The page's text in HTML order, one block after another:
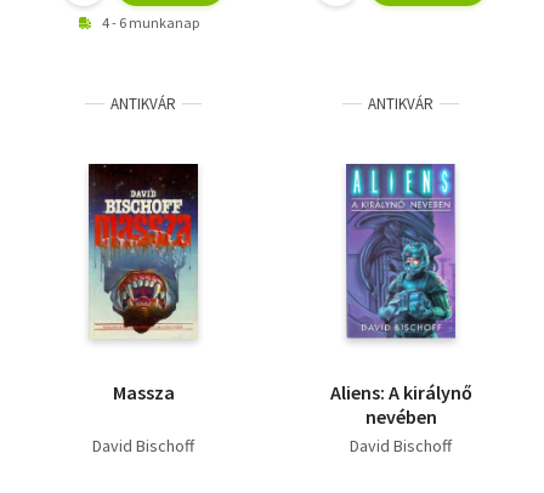
4 - 6 munkanap
ANTIKVÁR
Massza
David Bischoff
ANTIKVÁR
Aliens: A királynő
nevében
David Bischoff